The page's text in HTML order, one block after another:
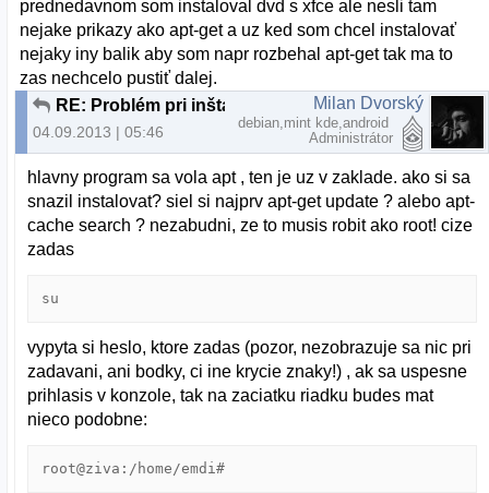
prednedavnom som instaloval dvd s xfce ale nesli tam
nejake prikazy ako apt-get a uz ked som chcel instalovať
nejaky iny balik aby som napr rozbehal apt-get tak ma to
zas nechcelo pustiť dalej.
04.09.2013 | 05:46
Milan Dvorský
debian,mint kde,android
Administrátor
hlavny program sa vola apt , ten je uz v zaklade. ako si sa
snazil instalovat? siel si najprv apt-get update ? alebo apt-
cache search ? nezabudni, ze to musis robit ako root! cize
zadas
su
vypyta si heslo, ktore zadas (pozor, nezobrazuje sa nic pri
zadavani, ani bodky, ci ine krycie znaky!) , ak sa uspesne
prihlasis v konzole, tak na zaciatku riadku budes mat
nieco podobne:
root@ziva:/home/emdi#